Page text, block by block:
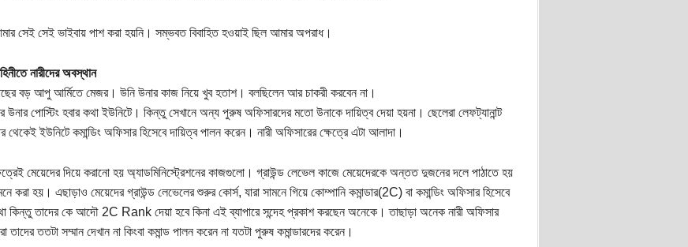
সেই সেই ভাইবায় পাশ করা হয়নি। সম্ভবত বিবাহিত হওয়াই ছিল আমার অপরাধ।
নারীদের অবস্থান
বড় আপু আর্মিতে মেজর। উনি উনার কাজ নিয়ে খুব হতাশ। বলছিলেন আর চাকরী করবেন না।
উনার পোস্টিং হবার কথা ইউনিটে। কিন্তু সেখানে অন্য পুরুষ অফিসারদের মতো উনাকে দায়িত্ব দেয়া হয়না। ছেলেরা লেফট্যানান্ট
থেকেই ইউনিটে কমান্ডিং অফিসার হিসেবে দায়িত্ব পালন করেন। নারী অফিসারের ক্ষেত্রে এটা আলাদা।
মেয়েদের দিয়ে করানো হয় অ্যাডমিনিস্ট্রেশনের কাজগুলো। গ্রাউন্ড লেভেল কাজে মেয়েদেরকে অন্তত দুজনের দলে পাঠাতে হয়
করা হয়। এছাড়াও মেয়েদের গ্রাউন্ড লেভেলের শুরুর কোর্স, যারা সামনে গিয়ে কোম্পানি কমান্ডার(2C) বা কমান্ডিং অফিসার হিসেবে
কিন্তু তাদের কে আদৌ 2C Rank দেয়া হবে কিনা এই ব্যাপারে সন্দেহ প্রকাশ করছেন অনেকে। তাছাড়া অনেক নারী অফিসার
তাদের ততটা সম্মান দেখান না কিংবা কমান্ড পালন করেন না যতটা পুরুষ কমান্ডারদের করেন।